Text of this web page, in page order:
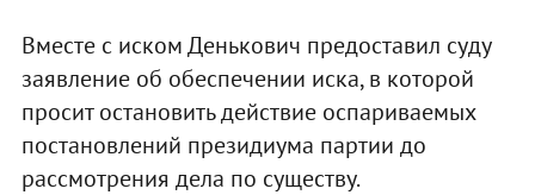
Вместе с иском Денькович предоставил суду
заявление об обеспечении иска, в которой
просит остановить действие оспариваемых
постановлений президиума партии до
рассмотрения дела по существу.